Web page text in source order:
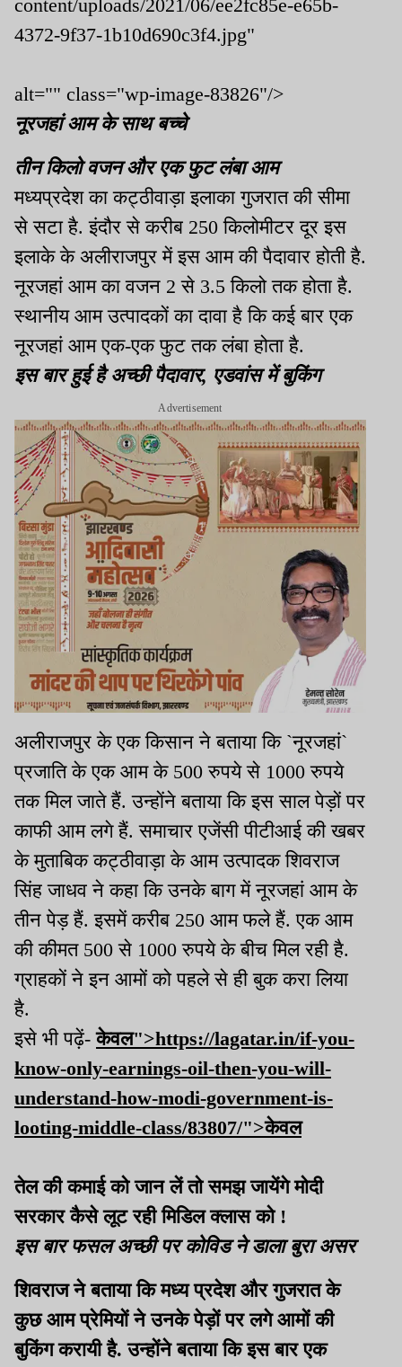
content/uploads/2021/06/ee2fc85e-e65b-
4372-9f37-1b10d690c3f4.jpg"
alt="" class="wp-image-83826"/>
नूरजहां आम के साथ बच्चे
तीन किलो वजन और एक फुट लंबा आम
मध्यप्रदेश का कट्ठीवाड़ा इलाका गुजरात की सीमा
से सटा है. इंदौर से करीब 250 किलोमीटर दूर इस
इलाके के अलीराजपुर में इस आम की पैदावार होती है.
नूरजहां आम का वजन 2 से 3.5 किलो तक होता है.
स्थानीय आम उत्पादकों का दावा है कि कई बार एक
नूरजहां आम एक-एक फुट तक लंबा होता है.
इस बार हुई है अच्छी पैदावार, एडवांस में बुकिंग
Advertisement
अलीराजपुर के एक किसान ने बताया कि `नूरजहां`
प्रजाति के एक आम के 500 रुपये से 1000 रुपये
तक मिल जाते हैं. उन्होंने बताया कि इस साल पेड़ों पर
काफी आम लगे हैं. समाचार एजेंसी पीटीआई की खबर
के मुताबिक कट्ठीवाड़ा के आम उत्पादक शिवराज
सिंह जाधव ने कहा कि उनके बाग में नूरजहां आम के
तीन पेड़ हैं. इसमें करीब 250 आम फले हैं. एक आम
की कीमत 500 से 1000 रुपये के बीच मिल रही है.
ग्राहकों ने इन आमों को पहले से ही बुक करा लिया
है.
इसे भी पढ़ें-केवल">https://lagatar.in/if-you-
know-only-earnings-oil-then-you-will-
understand-how-modi-government-is-
looting-middle-class/83807/">केवल
तेल की कमाई को जान लें तो समझ जायेंगे मोदी
सरकार कैसे लूट रही मिडिल क्लास को !
इस बार फसल अच्छी पर कोविड ने डाला बुरा असर
शिवराज ने बताया कि मध्य प्रदेश और गुजरात के
कुछ आम प्रेमियों ने उनके पेड़ों पर लगे आमों की
बुकिंग करायी है. उन्होंने बताया कि इस बार एक